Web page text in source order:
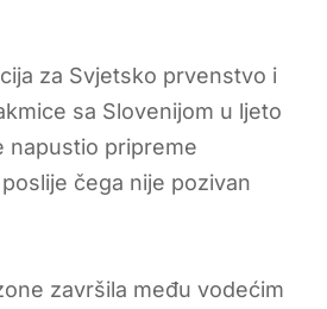
za Svjetsko prvenstvo i
sa Slovenijom u ljeto
napustio pripreme
čega nije pozivan
završila među vodećim